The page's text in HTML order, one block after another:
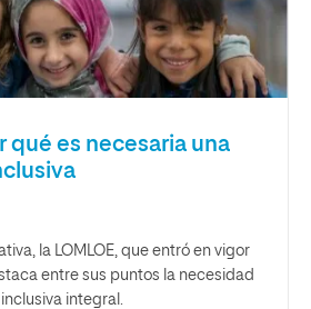
qué es necesaria una
la LOMLOE, que entró en vigor
entre sus puntos la necesidad
integral.